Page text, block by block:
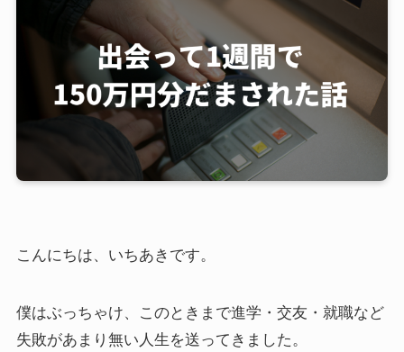
こんにちは、いちあきです。
僕はぶっちゃけ、このときまで進学・交友・就職など
失敗があまり無い人生を送ってきました。